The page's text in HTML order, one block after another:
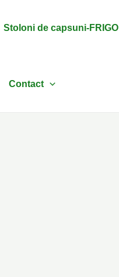
Stoloni de capsuni-FRIGO
Contact